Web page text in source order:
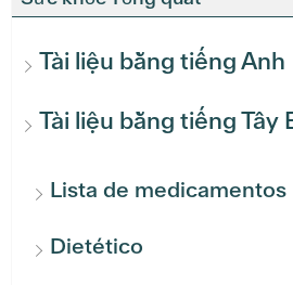
Tài liệu bằng tiếng Anh
Tài liệu bằng tiếng Tây
Lista de medicamentos
Dietético